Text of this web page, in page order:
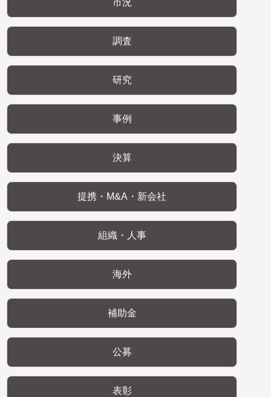
市況
調査
研究
事例
決算
提携・M&A・新会社
組織・人事
海外
補助金
公募
表彰